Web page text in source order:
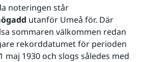
noteringen står
utanför Umeå för. Där
sommaren välkommen redan
rekorddatumet för perioden
maj 1930 och slogs således med